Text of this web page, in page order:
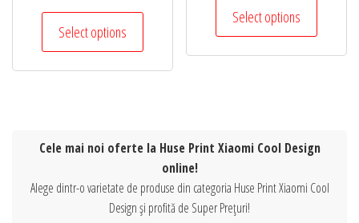
Select options
Select options
Cele mai noi oferte la Huse Print Xiaomi Cool Design
online!
Alege dintr-o varietate de produse din categoria Huse Print Xiaomi Cool
Design și profită de Super Prețuri!